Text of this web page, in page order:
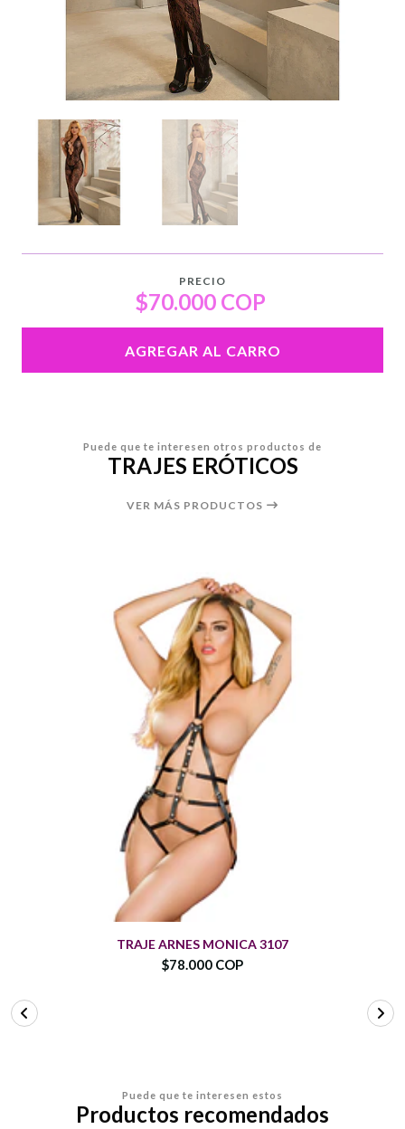
PRECIO
$70.000 COP
AGREGAR AL CARRO
Puede que te interesen otros productos de
TRAJES ERÓTICOS
VER MÁS PRODUCTOS
TRAJE ARNES MONICA 3107
$78.000 COP
Puede que te interesen estos
Productos recomendados